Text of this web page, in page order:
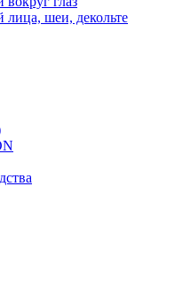
лица, шеи, декольте